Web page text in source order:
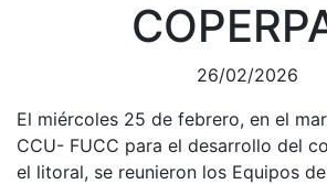
26/02/2026
El miércoles 25 de febrero, en el
CCU- FUCC para el desarrollo del
el litoral, se reunieron los Equipos